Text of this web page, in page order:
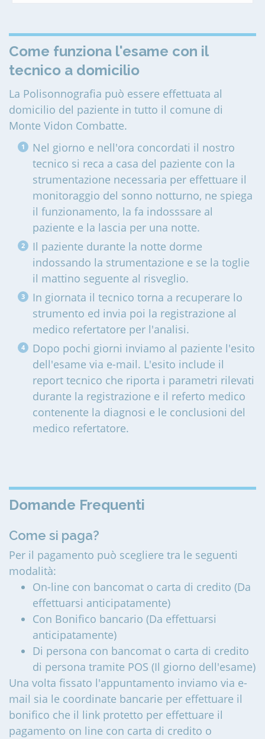
Come funziona l'esame con il
tecnico a domicilio
La Polisonnografia può essere effettuata al
domicilio del paziente in tutto il comune di
Monte Vidon Combatte.
Nel giorno e nell'ora concordati il nostro
tecnico si reca a casa del paziente con la
strumentazione necessaria per effettuare il
monitoraggio del sonno notturno, ne spiega
il funzionamento, la fa indosssare al
paziente e la lascia per una notte.
Il paziente durante la notte dorme
indossando la strumentazione e se la toglie
il mattino seguente al risveglio.
In giornata il tecnico torna a recuperare lo
strumento ed invia poi la registrazione al
medico refertatore per l'analisi.
Dopo pochi giorni inviamo al paziente l'esito
dell'esame via e-mail. L'esito include il
report tecnico che riporta i parametri rilevati
durante la registrazione e il referto medico
contenente la diagnosi e le conclusioni del
medico refertatore.
Domande Frequenti
Come si paga?
Per il pagamento può scegliere tra le seguenti
modalità:
On-line con bancomat o carta di credito (Da
effettuarsi anticipatamente)
Con Bonifico bancario (Da effettuarsi
anticipatamente)
Di persona con bancomat o carta di credito
di persona tramite POS (Il giorno dell'esame)
Una volta fissato l'appuntamento inviamo via e-
mail sia le coordinate bancarie per effettuare il
bonifico che il link protetto per effettuare il
pagamento on line con carta di credito o